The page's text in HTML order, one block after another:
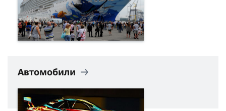
Автомобили